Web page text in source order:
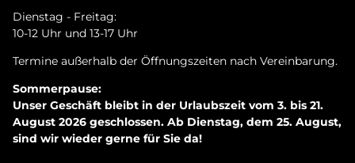
Dienstag - Freitag:
10-12 Uhr und 13-17 Uhr
Termine außerhalb der Öffnungszeiten nach Vereinbarung.
Sommerpause:
Unser Geschäft bleibt in der Urlaubszeit vom 3. bis 21.
August 2026 geschlossen. Ab Dienstag, dem 25. August,
sind wir wieder gerne für Sie da!